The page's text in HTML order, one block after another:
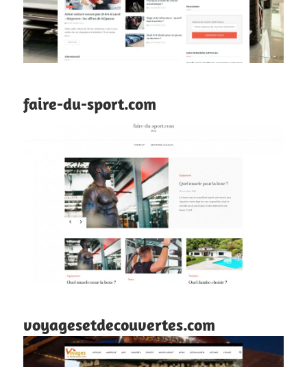
faire-du-sport.com
voyagesetdecouvertes.com